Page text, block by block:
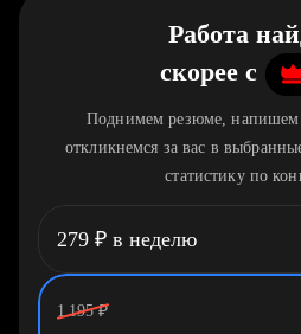
Работа
скорее c
Поднимем резюме, напишем
откликнемся за вас в
статистику по
279 ₽ в неделю
1 195 ₽